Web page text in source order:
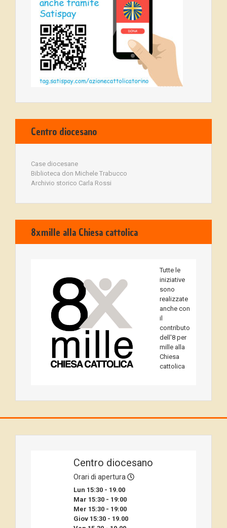
Centro diocesano
Case diocesane
Biblioteca don Michele Trabucco
Archivio storico Carla Rossi
8xmille alla Chiesa cattolica
Tutte le
iniziative
sono
realizzate
anche con
il
contributo
dell'8 per
mille alla
Chiesa
cattolica
Centro diocesano
Orari di apertura
Lun 15:30 - 19.00
Mar 15:30 - 19:00
Mer 15:30 - 19:00
Giov 15:30 - 19.00